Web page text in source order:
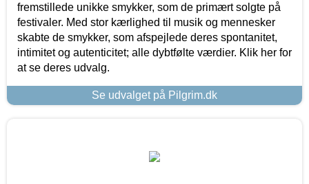
fremstillede unikke smykker, som de primært solgte på
festivaler. Med stor kærlighed til musik og mennesker
skabte de smykker, som afspejlede deres spontanitet,
intimitet og autenticitet; alle dybtfølte værdier. Klik her for
at se deres udvalg.
Se udvalget på Pilgrim.dk